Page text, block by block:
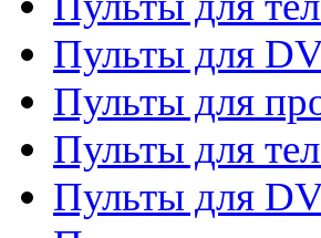
Пульты для
Пульты для
Пульты для
Пульты для